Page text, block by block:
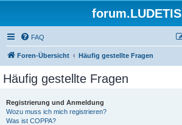
forum.LUDETIS
FAQ
Foren-Übersicht Häufig gestellte Fragen
Häufig gestellte Fragen
Registrierung und Anmeldung
Wozu muss ich mich registrieren?
Was ist COPPA?